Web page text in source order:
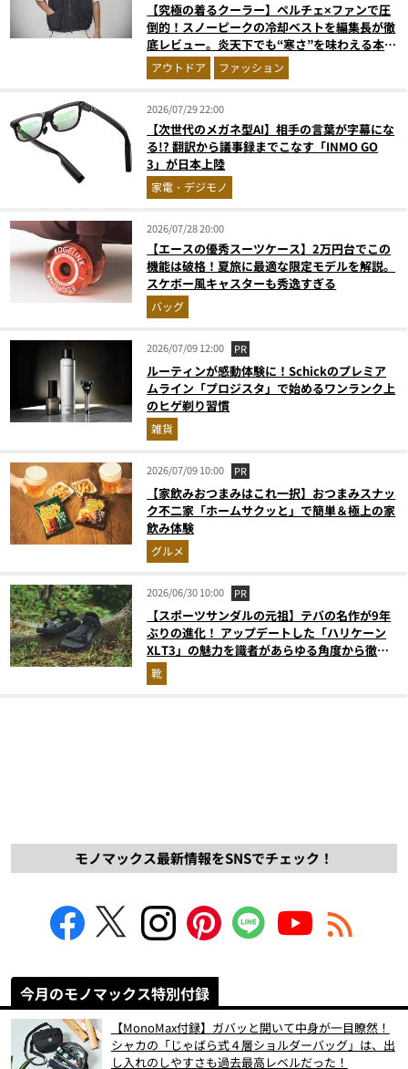
【究極の着るクーラー】ペルチェ×ファンで圧
倒的！スノーピークの冷却ベストを編集長が徹
底レビュー。炎天下でも“寒さ”を味わえる本気
のギア『コレ買いです』Vol.172
アウトドア ファッション
2026/07/29 22:00
【次世代のメガネ型AI】相手の言葉が字幕にな
る!? 翻訳から議事録までこなす「INMO GO
3」が日本上陸
家電・デジモノ
2026/07/28 20:00
【エースの優秀スーツケース】2万円台でこの
機能は破格！夏旅に最適な限定モデルを解説。
スケボー風キャスターも秀逸すぎる
バッグ
2026/07/09 12:00 PR
ルーティンが感動体験に！Schickのプレミア
ムライン「プロジスタ」で始めるワンランク上
のヒゲ剃り習慣
雑貨
2026/07/09 10:00 PR
【家飲みおつまみはこれ一択】おつまみスナッ
ク不二家「ホームサクッと」で簡単＆極上の家
飲み体験
グルメ
2026/06/30 10:00 PR
【スポーツサンダルの元祖】テバの名作が9年
ぶりの進化！ アップデートした「ハリケーン
XLT3」の魅力を識者があらゆる角度から徹底
解説！
靴
モノマックス最新情報をSNSでチェック！
今月のモノマックス特別付録
【MonoMax付録】ガバッと開いて中身が一目瞭然！
シャカの「じゃばら式４層ショルダーバッグ」は、出
し入れのしやすさも過去最高レベルだった！